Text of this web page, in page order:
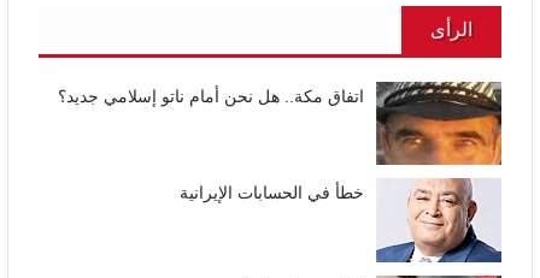
الرأى
اتفاق مكة.. هل نحن أمام ناتو إسلامي جديد؟
خطأ في الحسابات الإيرانية